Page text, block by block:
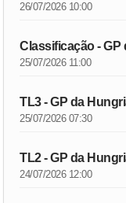
26/07/2026 10:00
Classificação - GP
25/07/2026 11:00
TL3 - GP da
25/07/2026 07:30
TL2 - GP da
24/07/2026 12:00